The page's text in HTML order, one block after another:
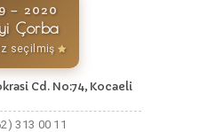
– 2020
Çorba
seçilmiş
Cd. No:74, Kocaeli
313 00 11